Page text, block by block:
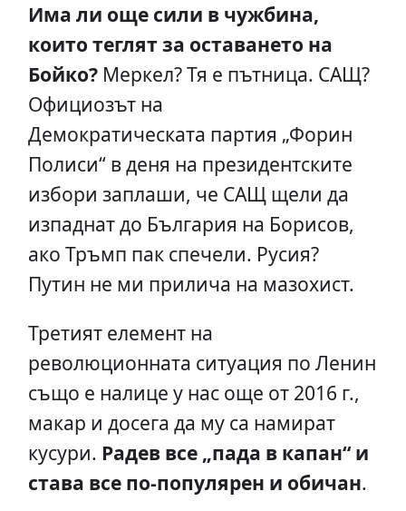
Има ли още сили в чужбина,
които теглят за оставането на
Бойко?Меркел? Тя е пътница. САЩ?
Официозът на
Демократическата партия „Форин
Полиси“ в деня на президентските
избори заплаши, че САЩ щели да
изпаднат до България на Борисов,
ако Тръмп пак спечели. Русия?
Путин не ми прилича на мазохист.
Третият елемент на
революционната ситуация по Ленин
също е налице у нас още от 2016 г.,
макар и досега да му са намират
кусури. Радев все „пада в капан“ и
става все по-популярен и обичан.